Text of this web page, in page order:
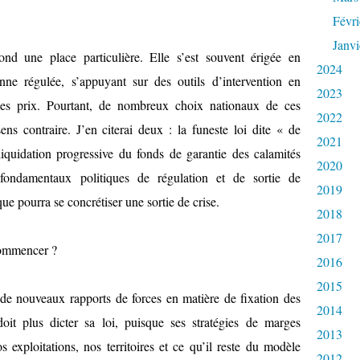
une place particulière. Elle s’est souvent érigée en
régulée, s’appuyant sur des outils d’intervention en
prix. Pourtant, de nombreux choix nationaux de ces
contraire. J’en citerai deux : la funeste loi dite « de
progressive du fonds de garantie des calamités
politiques de régulation et de sortie de
pourra se concrétiser une sortie de crise.
?
nouveaux rapports de forces en matière de fixation des
plus dicter sa loi, puisque ses stratégies de marges
exploitations, nos territoires et ce qu’il reste du modèle
2024
2023
2022
2021
2020
2019
2018
2017
2016
2015
2014
2013